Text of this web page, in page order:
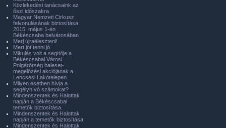
Közlekedési tanácsaink az
őszi időszakra
Magyar Nemzeti Cirkusz
felvonulásának biztosítása
2015. május 1-én
Békéscsaba belvárosában
Merj újraéleszteni!
Mert jót tenni jó
Mikulás volt a segítője a
Békéscsabai Városi
Polgárőrség baleset-
megelőzési akciójának a
Lencsési Lakótelepen
Milyen esetben hívja a
segélyhívó számokat?
Mindenszentek és Halottak
napján a Békéscsabai
temetők biztosítása.
Mindenszentek és Halottak
napján a temetők biztosítása.
Mindenszentek és Halottak